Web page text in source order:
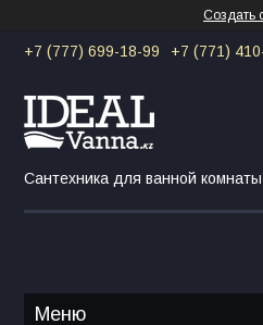
Создать
+7 (777) 699-18-99 +7 (771)
Сантехника для ванной